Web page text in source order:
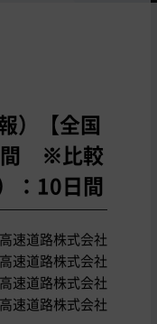
）【全国
間 ※比較
：10日間
速道路株式会社
速道路株式会社
速道路株式会社
速道路株式会社